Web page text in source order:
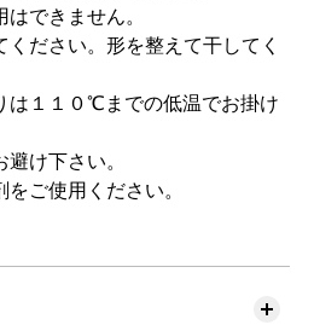
はできません。
ください。形を整えて干してく
は１１０℃までの低温でお掛け
避け下さい。
をご使用ください。